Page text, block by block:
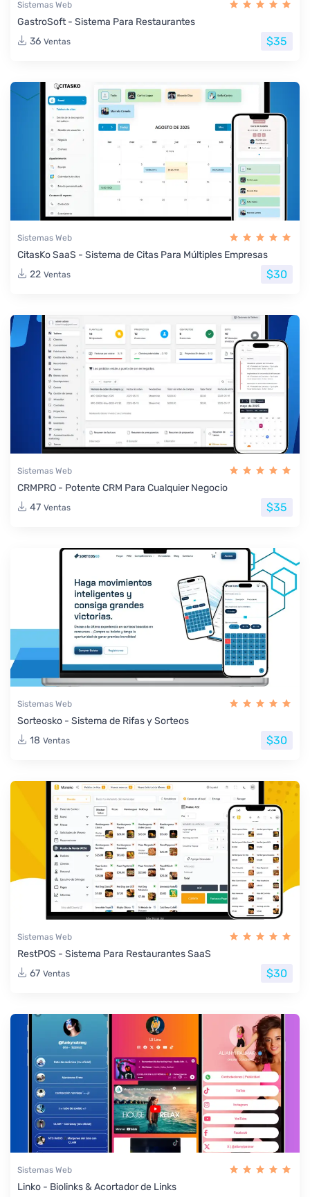
Sistemas Web
GastroSoft - Sistema Para Restaurantes
36 Ventas $35
Sistemas Web
CitasKo SaaS - Sistema de Citas Para Múltiples Empresas
22 Ventas $30
Sistemas Web
CRMPRO - Potente CRM Para Cualquier Negocio
47 Ventas $35
Sistemas Web
Sorteosko - Sistema de Rifas y Sorteos
18 Ventas $30
Sistemas Web
RestPOS - Sistema Para Restaurantes SaaS
67 Ventas $30
Sistemas Web
Linko - Biolinks & Acortador de Links